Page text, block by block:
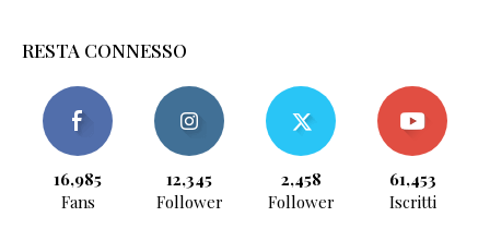
RESTA CONNESSO
16,985
Fans
12,345
Follower
2,458
Follower
61,453
Iscritti